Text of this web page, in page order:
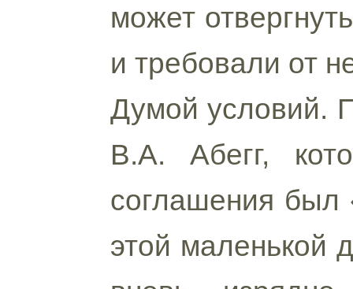
может
и требовали от
Думой условий.
В.А. Абегг,
соглашения был
этой маленькой